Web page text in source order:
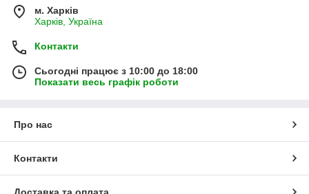
м. Харків
Харків, Україна
Контакти
Сьогодні працює з 10:00 до 18:00
Показати весь графік роботи
Про нас
Контакти